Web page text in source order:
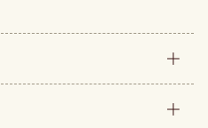
pakkaus